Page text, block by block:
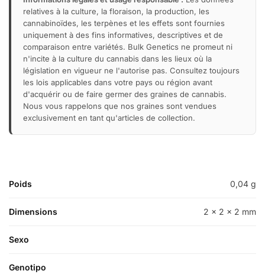
relatives à la culture, la floraison, la production, les
cannabinoïdes, les terpènes et les effets sont fournies
uniquement à des fins informatives, descriptives et de
comparaison entre variétés. Bulk Genetics ne promeut ni
n'incite à la culture du cannabis dans les lieux où la
législation en vigueur ne l'autorise pas. Consultez toujours
les lois applicables dans votre pays ou région avant
d'acquérir ou de faire germer des graines de cannabis.
Nous vous rappelons que nos graines sont vendues
exclusivement en tant qu'articles de collection.
Poids 0,04 g
Dimensions 2 × 2 × 2 mm
Sexo
Genotipo